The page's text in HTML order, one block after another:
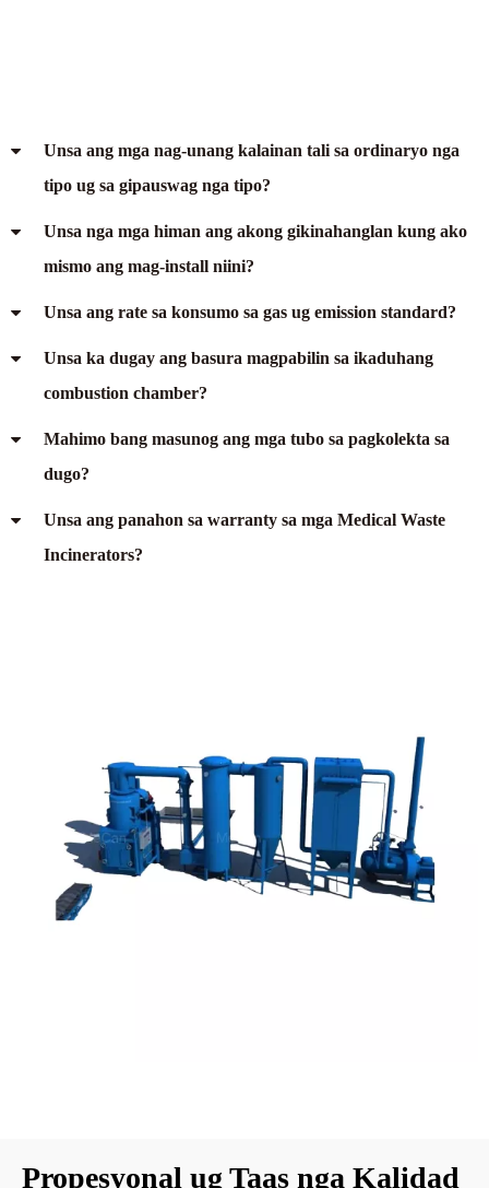
Unsa ang mga nag-unang kalainan tali sa ordinaryo nga
tipo ug sa gipauswag nga tipo?
Unsa nga mga himan ang akong gikinahanglan kung ako
mismo ang mag-install niini?
Unsa ang rate sa konsumo sa gas ug emission standard?
Unsa ka dugay ang basura magpabilin sa ikaduhang
combustion chamber?
Mahimo bang masunog ang mga tubo sa pagkolekta sa
dugo?
Unsa ang panahon sa warranty sa mga Medical Waste
Incinerators?
Propesyonal ug Taas nga Kalidad